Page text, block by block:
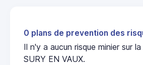
0 plans de prevention des
Il n'y a aucun risque minier sur
SURY EN VAUX.